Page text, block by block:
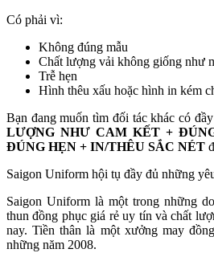
Có phải vì:
Không đúng mẫu
Chất lượng vải không giống như
Trễ hẹn
Hình thêu xấu hoặc hình in kém
Bạn đang muốn tìm đối tác khác có
LƯỢNG NHƯ CAM KẾT +
ĐÚNG HẸN + IN/THÊU SẮC NÉT
Saigon Uniform hội tụ đầy đủ những
Saigon Uniform là một trong những
thun đồng phục giá rẻ uy tín và chất
nay. Tiền thân là một xưởng may
những năm 2008.